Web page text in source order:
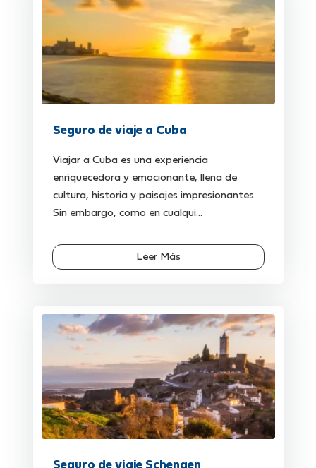
Seguro de viaje a Cuba
Viajar a Cuba es una experiencia
enriquecedora y emocionante, llena de
cultura, historia y paisajes impresionantes.
Sin embargo, como en cualqui...
Leer Más
Seguro de viaje Schengen